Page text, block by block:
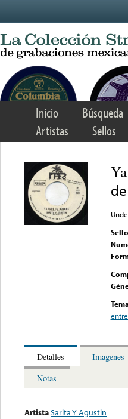
Inicio Búsqueda
Artistas
Sellos
de
Sello
Detalles
Imagenes
Notas
ArtistaSarita Y Agustin